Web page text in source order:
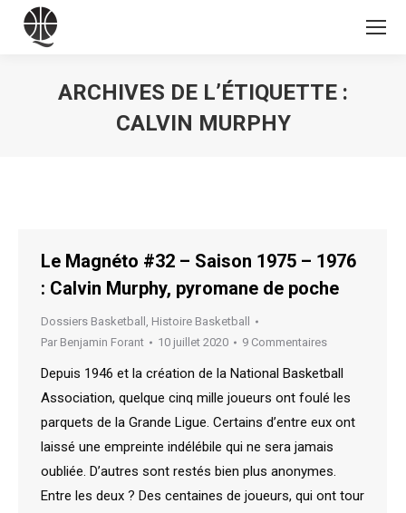
ARCHIVES DE L’ÉTIQUETTE :
CALVIN MURPHY
Le Magnéto #32 – Saison 1975 – 1976
: Calvin Murphy, pyromane de poche
Dossiers Basketball , Histoire Basketball
Par Benjamin Forant 10 juillet 2020 9 Commentaires
Depuis 1946 et la création de la National Basketball
Association, quelque cinq mille joueurs ont foulé les
parquets de la Grande Ligue. Certains d’entre eux ont
laissé une empreinte indélébile qui ne sera jamais
oubliée. D’autres sont restés bien plus anonymes.
Entre les deux ? Des centaines de joueurs, qui ont tour